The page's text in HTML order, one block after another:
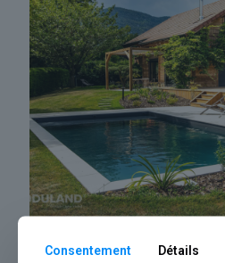
Pergola bois végétalisée
Consentement Détails